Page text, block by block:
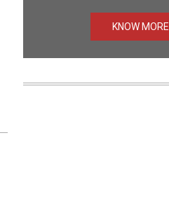
KNOW MORE